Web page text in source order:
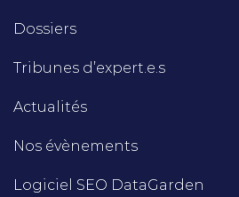
Dossiers
Tribunes d’expert.e.s
Actualités
Nos évènements
Logiciel SEO DataGarden